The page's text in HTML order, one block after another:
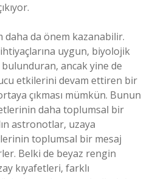
daha da önem kazanabilir.
uygun, biyolojik
ancak yine de
etkilerini devam ettiren bir
çıkması mümkün. Bunun
daha toplumsal bir
astronotlar, uzaya
toplumsal bir mesaj
Belki de beyaz rengin
kıyafetleri, farklı